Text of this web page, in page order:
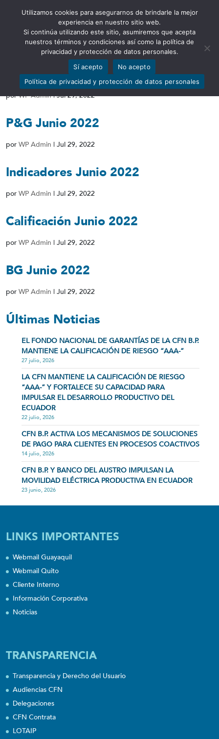
Abrir barra de herramientas
PT Junio 2022
porWP Admin|Jul 29, 2022
P&G Junio 2022
por WP Admin | Jul 29, 2022
Indicadores Junio 2022
por WP Admin | Jul 29, 2022
Calificación Junio 2022
por WP Admin | Jul 29, 2022
BG Junio 2022
por WP Admin | Jul 29, 2022
Últimas Noticias
EL FONDO NACIONAL DE GARANTÍAS DE LA CFN B.P.
MANTIENE LA CALIFICACIÓN DE RIESGO “AAA-”
27 julio, 2026
LA CFN MANTIENE LA CALIFICACIÓN DE RIESGO
“AAA-” Y FORTALECE SU CAPACIDAD PARA
IMPULSAR EL DESARROLLO PRODUCTIVO DEL
ECUADOR
22 julio, 2026
CFN B.P. ACTIVA LOS MECANISMOS DE SOLUCIONES
DE PAGO PARA CLIENTES EN PROCESOS COACTIVOS
14 julio, 2026
CFN B.P. Y BANCO DEL AUSTRO IMPULSAN LA
MOVILIDAD ELÉCTRICA PRODUCTIVA EN ECUADOR
23 junio, 2026
LINKS IMPORTANTES
Webmail Guayaquil
Webmail Quito
Cliente Interno
Información Corporativa
Noticias
TRANSPARENCIA
Transparencia y Derecho del Usuario
Audiencias CFN
Delegaciones
CFN Contrata
LOTAIP
Utilizamos cookies para asegurarnos de brindarle la mejor
experiencia en nuestro sitio web.
Si continúa utilizando este sitio, asumiremos que acepta
nuestros términos y condiciones así como la política de
privacidad y protección de datos personales.
Sí acepto
No acepto
Política de privacidad y protección de datos personales